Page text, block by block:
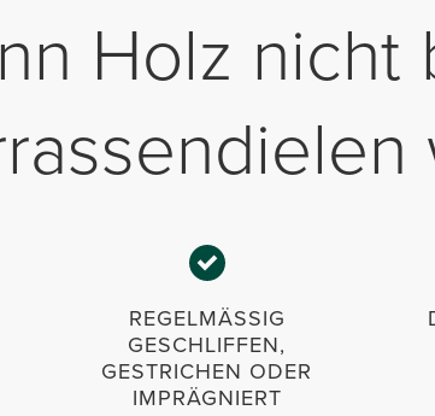
Holz nicht
REGELMÄSSIG
GESCHLIFFEN,
GESTRICHEN ODER
IMPRÄGNIERT